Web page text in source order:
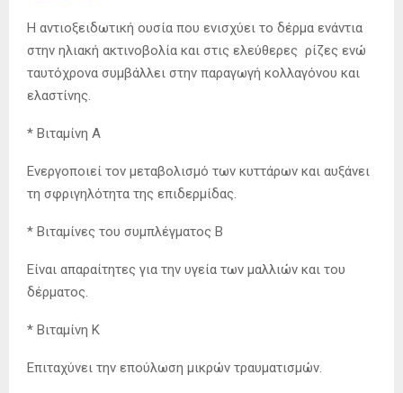
Η αντιοξειδωτική ουσία που ενισχύει το δέρμα ενάντια
στην ηλιακή ακτινοβολία και στις ελεύθερες ρίζες ενώ
ταυτόχρονα συμβάλλει στην παραγωγή κολλαγόνου και
ελαστίνης.
* Βιταμίνη Α
Ενεργοποιεί τον μεταβολισμό των κυττάρων και αυξάνει
τη σφριγηλότητα της επιδερμίδας.
* Βιταμίνες του συμπλέγματος Β
Είναι απαραίτητες για την υγεία των μαλλιών και του
δέρματος.
* Βιταμίνη Κ
Επιταχύνει την επούλωση μικρών τραυματισμών.